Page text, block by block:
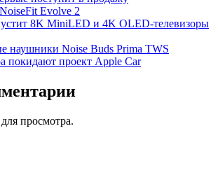
Evolve 2
8K MiniLED и 4K OLED-телевизоры
наушники Noise Buds Prima TWS
покидают проект Apple Car
просмотра.